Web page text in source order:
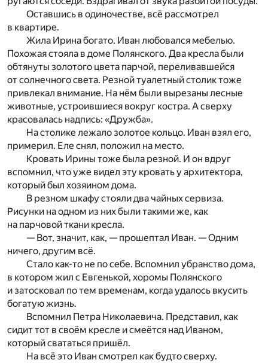
Оставшись в одиночестве, всё рассмотрел
в квартире.
Жила Ирина богато. Иван любовался мебелью.
Похожая стояла в доме Полянского. Два кресла были
обтянуты золотого цвета парчой, переливавшейся
от солнечного света. Резной туалетный столик тоже
привлекал внимание. На нём были вырезаны лесные
животные, устроившиеся вокруг костра. А сверху
красовалась надпись: «Дружба».
На столике лежало золотое кольцо. Иван взял его,
примерил. Еле снял, положил на место.
Кровать Ирины тоже была резной. И он вдруг
вспомнил, что уже видел эту кровать у архитектора,
который был хозяином дома.
В резном шкафу стояли два чайных сервиза.
Рисунки на одном из них были такими же, как
на парчовой ткани кресла.
— Вот, значит, как, — прошептал Иван. — Одним
ничего, другим всё.
Стало как-то не по себе. Вспомнил убранство дома,
в котором жил с Евгенькой, хоромы Полянского
и затосковал по тем временам, когда удалось вкусить
богатую жизнь.
Вспомнил Петра Николаевича. Представил, как
сидит тот в своём кресле и смеётся над Иваном,
который свататься пришёл.
На всё это Иван смотрел как будто сверху.